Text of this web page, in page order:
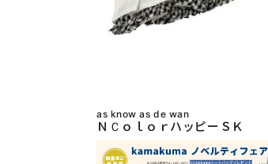
as know as de wan
ＮＣｏｌｏｒハッピーＳＫ